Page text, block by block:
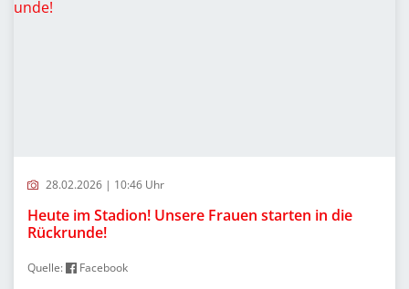
28.02.2026 | 10:46 Uhr
Heute im Stadion! Unsere Frauen starten in die
Rückrunde!
Quelle: Facebook